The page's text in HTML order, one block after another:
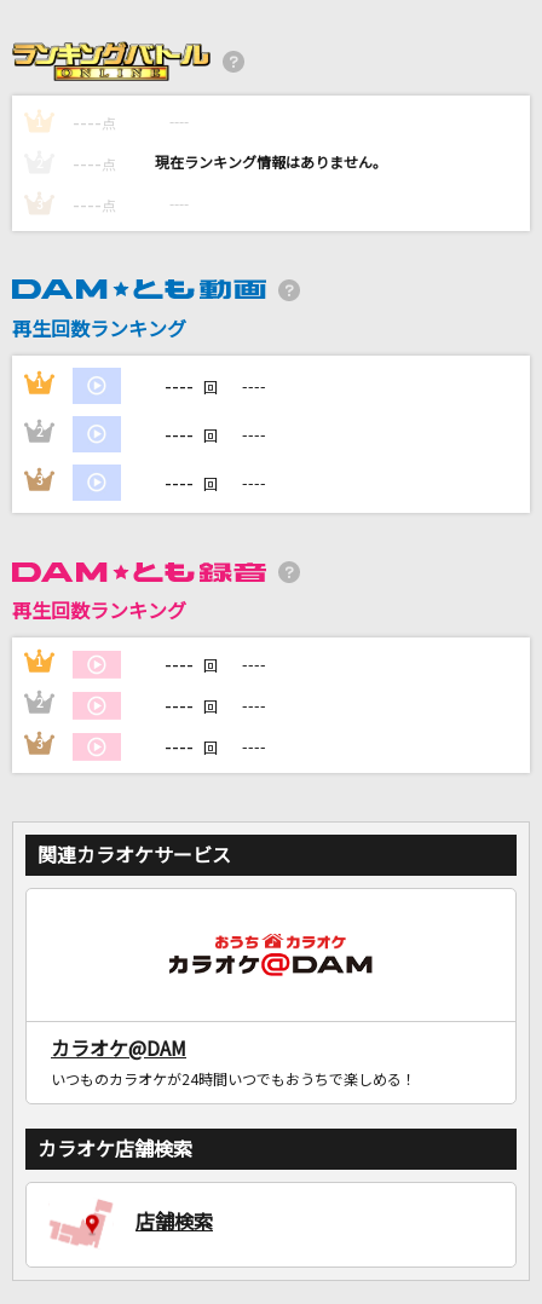
嵐の金曜日
ハウンド・ドッグ
奏(かなで)
スキマスイッチ
DAMの新曲・ランキングなど
自宅でカラオケ歌い放題！
1 ---- 点 ----
---- 点 ----
3 ---- 点 ----
再生回数ランキング
1 ---- 回 ----
2 ---- 回 ----
3 ---- 回 ----
再生回数ランキング
1 ---- 回 ----
2 ---- 回 ----
3 ---- 回 ----
関連カラオケサービス
カラオケ@DAM
いつものカラオケが24時間いつでもおうちで楽しめる！
カラオケ店舗検索
店舗検索